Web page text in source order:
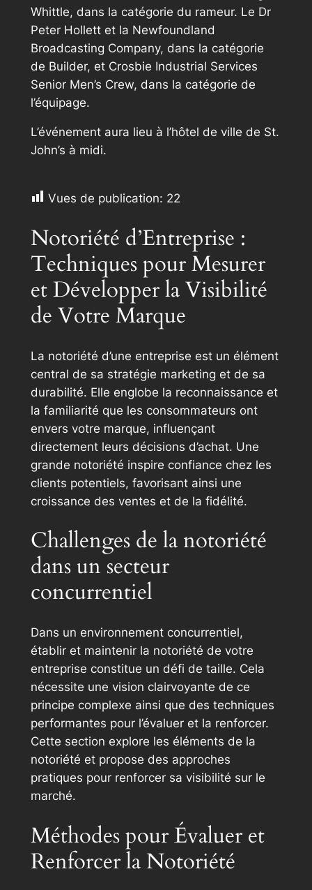
Whittle, dans la catégorie du rameur. Le Dr
Peter Hollett et la Newfoundland
Broadcasting Company, dans la catégorie
de Builder, et Crosbie Industrial Services
Senior Men’s Crew, dans la catégorie de
l’équipage.
L’événement aura lieu à l’hôtel de ville de St.
John’s à midi.
Vues de publication: 22
Notoriété d’Entreprise :
Techniques pour Mesurer
et Développer la Visibilité
de Votre Marque
La notoriété d’une entreprise est un élément
central de sa stratégie marketing et de sa
durabilité. Elle englobe la reconnaissance et
la familiarité que les consommateurs ont
envers votre marque, influençant
directement leurs décisions d’achat. Une
grande notoriété inspire confiance chez les
clients potentiels, favorisant ainsi une
croissance des ventes et de la fidélité.
Challenges de la notoriété
dans un secteur
concurrentiel
Dans un environnement concurrentiel,
établir et maintenir la notoriété de votre
entreprise constitue un défi de taille. Cela
nécessite une vision clairvoyante de ce
principe complexe ainsi que des techniques
performantes pour l’évaluer et la renforcer.
Cette section explore les éléments de la
notoriété et propose des approches
pratiques pour renforcer sa visibilité sur le
marché.
Méthodes pour Évaluer et
Renforcer la Notoriété